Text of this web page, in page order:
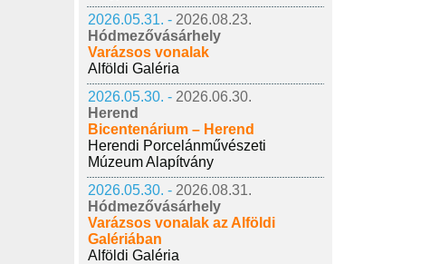
2026.05.31. - 2026.08.23.
Hódmezővásárhely
Varázsos vonalak
Alföldi Galéria
2026.05.30. - 2026.06.30.
Herend
Bicentenárium – Herend
Herendi Porcelánművészeti
Múzeum Alapítvány
2026.05.30. - 2026.08.31.
Hódmezővásárhely
Varázsos vonalak az Alföldi
Galériában
Alföldi Galéria